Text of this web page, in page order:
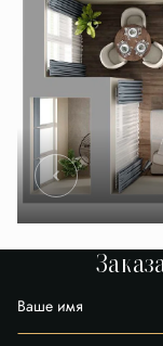
Ваше имя